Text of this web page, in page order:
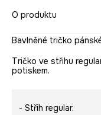
O produktu
Bavlněné tričko
Tričko ve střihu
potiskem.
- Střih regular.